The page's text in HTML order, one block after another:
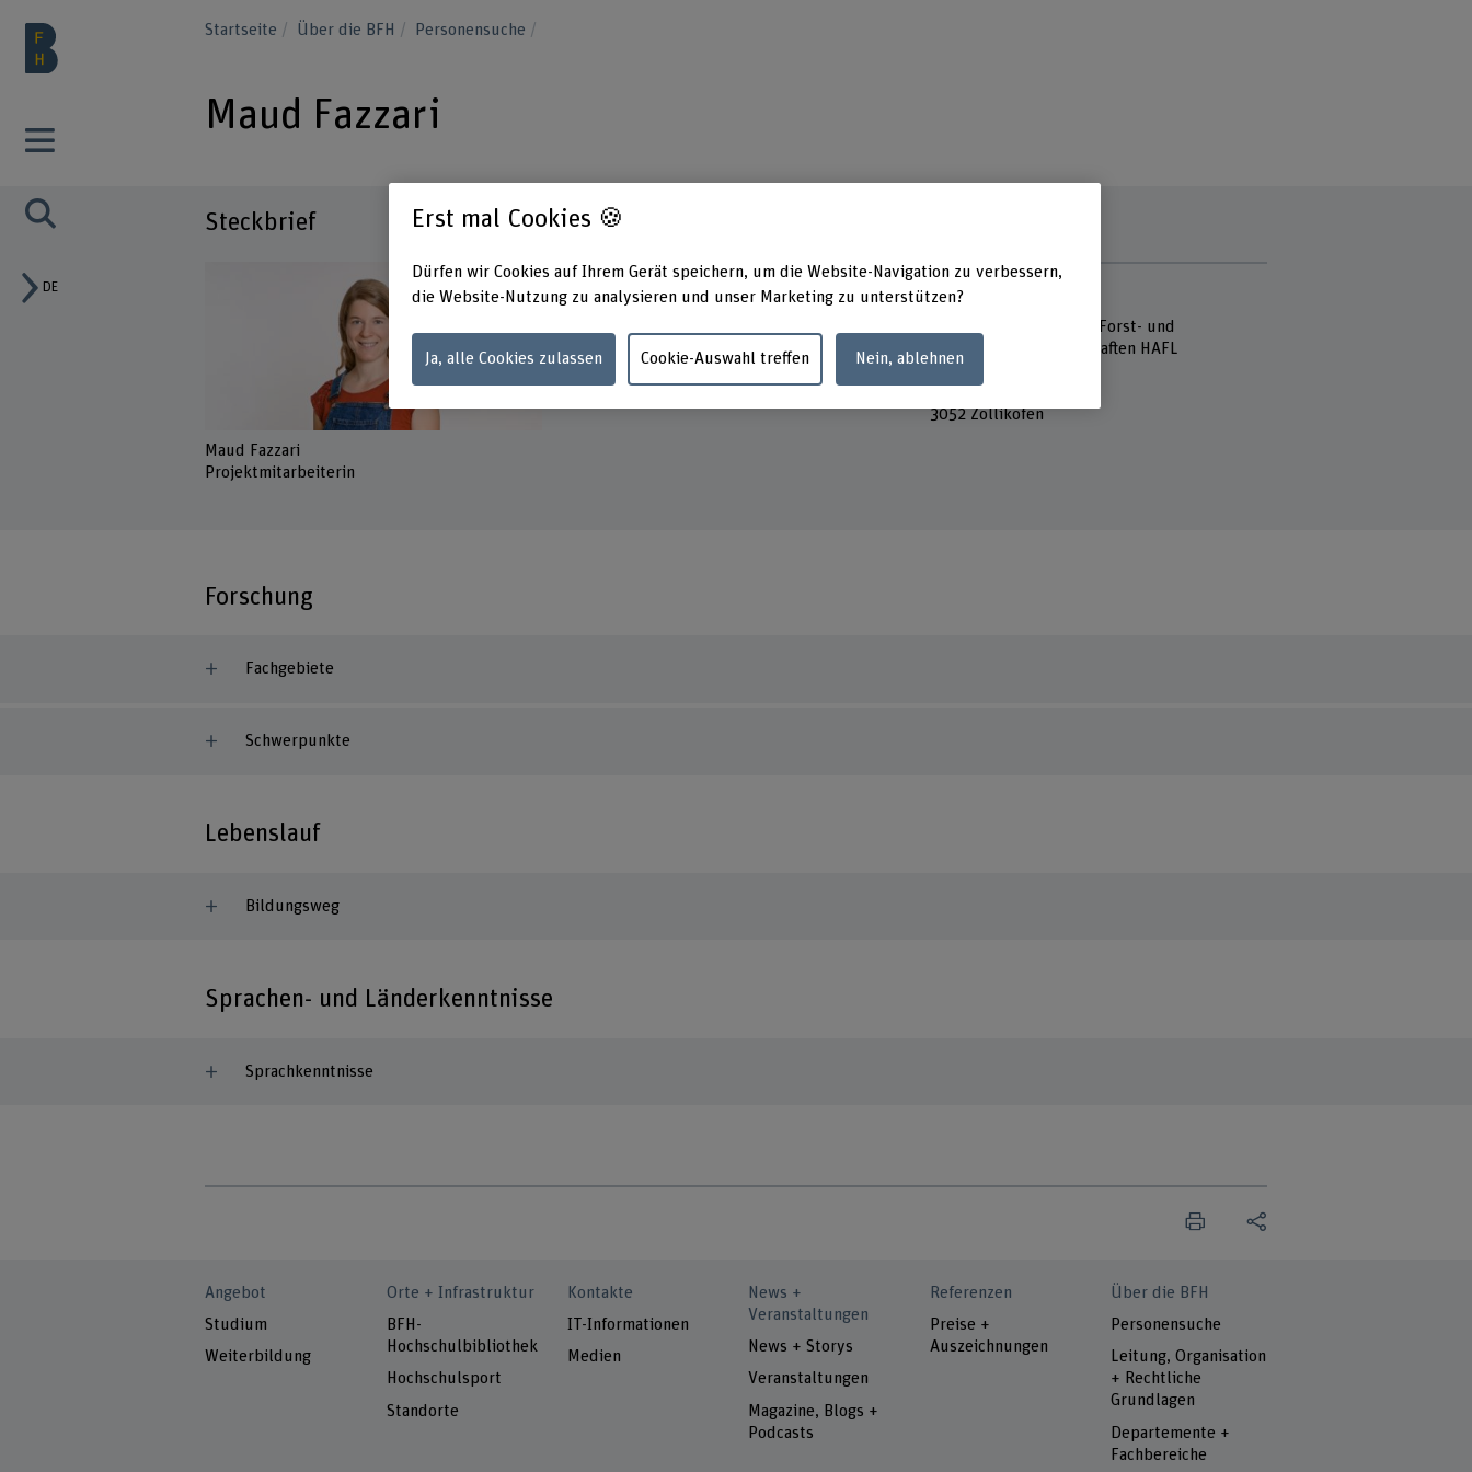
DE
Startseite Über die BFH Personensuche
Maud Fazzari
Steckbrief
Maud Fazzari
Projektmitarbeiterin
E-Mail anzeigen
Berner Fachhochschule
Hochschule für Agrar-, Forst- und
Lebensmittelwissenschaften HAFL
3052 Zollikofen
Forschung
Fachgebiete
Schwerpunkte
Lebenslauf
Bildungsweg
Sprachen- und Länderkenntnisse
Sprachkenntnisse
Angebot
Studium
Weiterbildung
Orte + Infrastruktur
BFH-
Hochschulbibliothek
Hochschulsport
Standorte
Kontakte
IT-Informationen
Medien
News +
Veranstaltungen
News + Storys
Veranstaltungen
Magazine, Blogs +
Podcasts
Referenzen
Preise +
Auszeichnungen
Über die BFH
Personensuche
Leitung, Organisation
+ Rechtliche
Grundlagen
Departemente +
Fachbereiche
Erst mal Cookies 🍪
Dürfen wir Cookies auf Ihrem Gerät speichern, um die Website-Navigation zu verbessern,
die Website-Nutzung zu analysieren und unser Marketing zu unterstützen?
Ja, alle Cookies zulassen Cookie-Auswahl treffen Nein, ablehnen